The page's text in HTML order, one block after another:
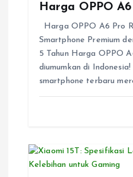
Harga OPPO
Harga OPPO A6 Pro
Smartphone Premium
5 Tahun Harga OPPO
diumumkan di
smartphone terbaru